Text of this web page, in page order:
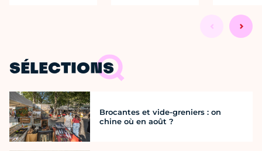
SÉLECTIONS
Brocantes et vide-greniers : on
chine où en août ?